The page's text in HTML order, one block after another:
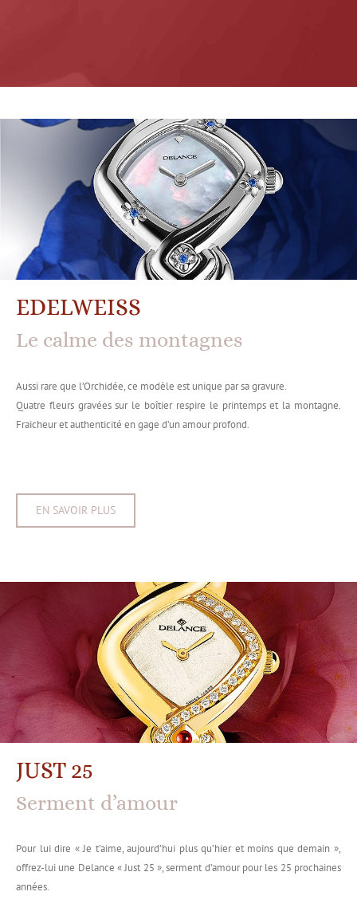
EDELWEISS
Le calme des montagnes
Aussi rare que l’Orchidée, ce modèle est unique par sa gravure.
Quatre fleurs gravées sur le boîtier respire le printemps et la montagne.
Fraicheur et authenticité en gage d’un amour profond.
EN SAVOIR PLUS
JUST 25
Serment d’amour
Pour lui dire « Je t’aime, aujourd’hui plus qu’hier et moins que demain »,
offrez-lui une Delance « Just 25 », serment d’amour pour les 25 prochaines
années.